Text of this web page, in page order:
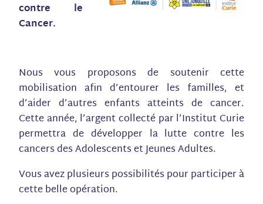
contre le
Cancer.
Nous vous proposons de soutenir cette
mobilisation afin d’entourer les familles, et
d’aider d’autres enfants atteints de cancer.
Cette année, l’argent collecté par l’Institut Curie
permettra de développer la lutte contre les
cancers des Adolescents et Jeunes Adultes.
Vous avez plusieurs possibilités pour participer à
cette belle opération.